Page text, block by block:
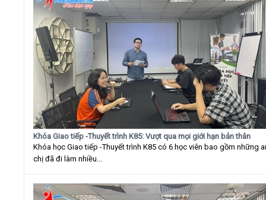
Khóa Giao tiếp -Thuyết trình K85: Vượt qua mọi giới hạn bản thân
Khóa học Giao tiếp -Thuyết trình K85 có 6 học viên bao gồm những
chị đã đi làm nhiều...